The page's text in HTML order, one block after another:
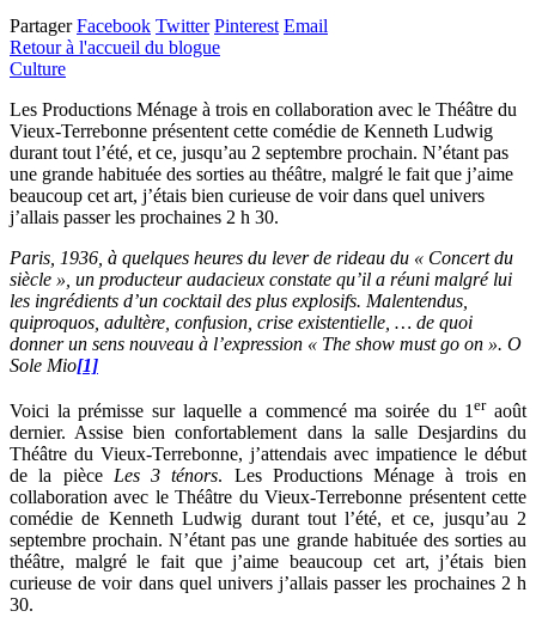
Partager Facebook Twitter Pinterest Email
Retour à l'accueil du blogue
Culture
Les Productions Ménage à trois en collaboration avec le Théâtre du
Vieux-Terrebonne présentent cette comédie de Kenneth Ludwig
durant tout l’été, et ce, jusqu’au 2 septembre prochain. N’étant pas
une grande habituée des sorties au théâtre, malgré le fait que j’aime
beaucoup cet art, j’étais bien curieuse de voir dans quel univers
j’allais passer les prochaines 2 h 30.
Paris, 1936, à quelques heures du lever de rideau du « Concert du
siècle », un producteur audacieux constate qu’il a réuni malgré lui
les ingrédients d’un cocktail des plus explosifs. Malentendus,
quiproquos, adultère, confusion, crise existentielle, … de quoi
donner un sens nouveau à l’expression « The show must go on ». O
Sole Mio[1]
Voici la prémisse sur laquelle a commencé ma soirée du 1eraoût
dernier. Assise bien confortablement dans la salle Desjardins du
Théâtre du Vieux-Terrebonne, j’attendais avec impatience le début
de la pièce Les 3 ténors. Les Productions Ménage à trois en
collaboration avec le Théâtre du Vieux-Terrebonne présentent cette
comédie de Kenneth Ludwig durant tout l’été, et ce, jusqu’au 2
septembre prochain. N’étant pas une grande habituée des sorties au
théâtre, malgré le fait que j’aime beaucoup cet art, j’étais bien
curieuse de voir dans quel univers j’allais passer les prochaines 2 h
30.